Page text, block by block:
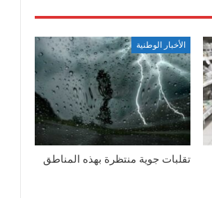
الأخبار الوطنية
تقلبات جوية منتظرة بهذه المناطق